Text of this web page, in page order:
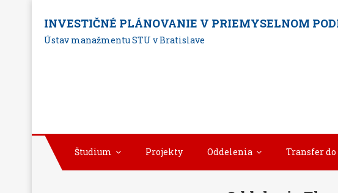
content
INVESTIČNÉ PLÁNOVANIE V PRIEMYSELNOM
Ústav manažmentu STU v Bratislave
Študium Projekty Oddelenia Transfer do